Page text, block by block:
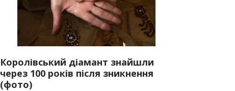
Королівський діамант знайшли
через 100 років після зникнення
(фото)